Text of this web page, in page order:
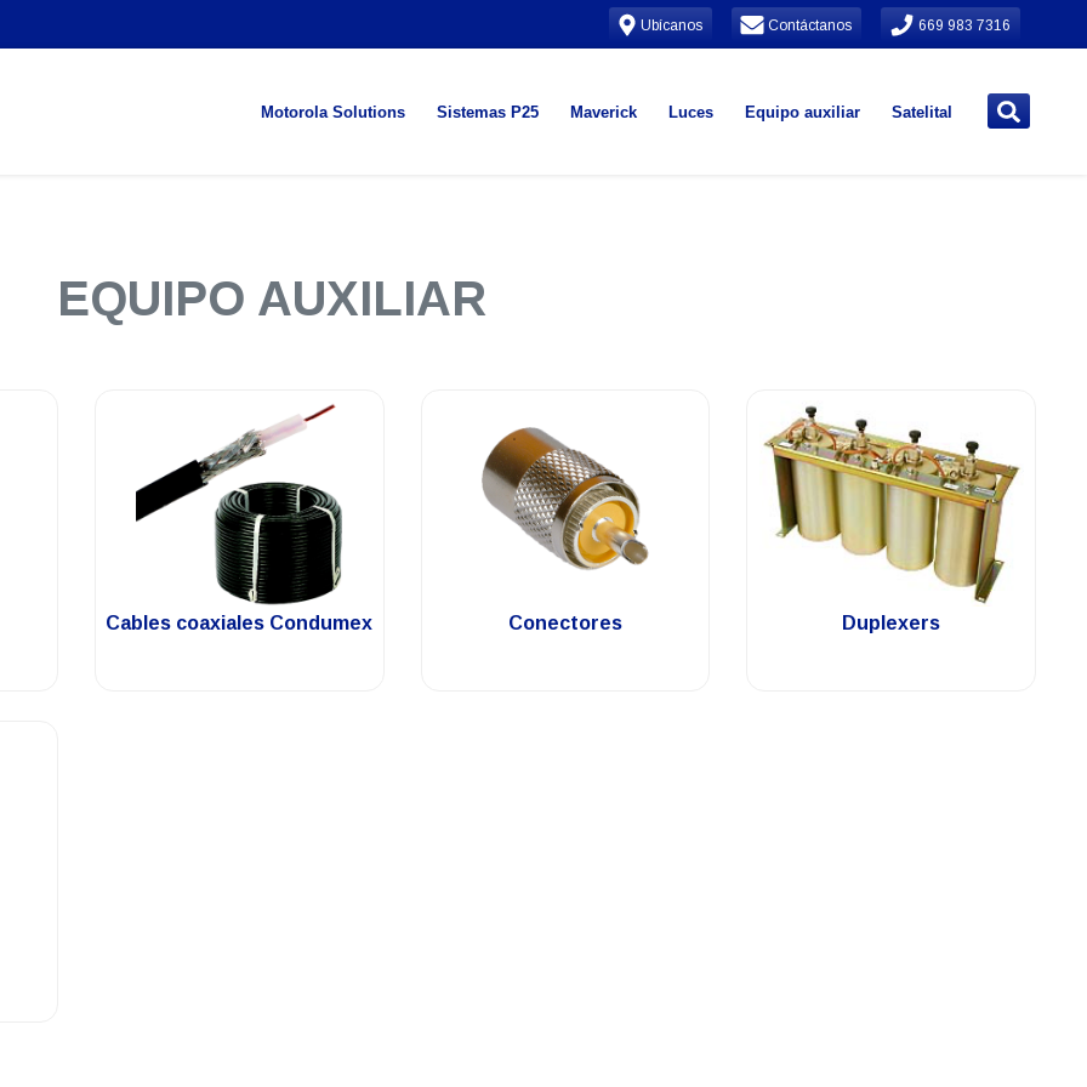
Ubícanos Contáctanos 669 983 7316
Motorola Solutions Sistemas P25 Maverick Luces Equipo auxiliar Satelital
EQUIPO AUXILIAR
.
Cables coaxiales Condumex Conectores Duplexers